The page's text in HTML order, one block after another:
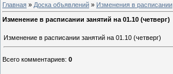
Главная » Доска объявлений » Изменения в расписании
Изменение в расписании занятий на 01.10 (четверг)
Изменение в расписании занятий на 01.10 (четверг)
Всего комментариев: 0